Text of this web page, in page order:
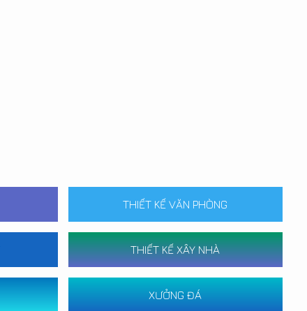
THIẾT KẾ VĂN PHÒNG
THIẾT KẾ XÂY NHÀ
XƯỞNG ĐÁ